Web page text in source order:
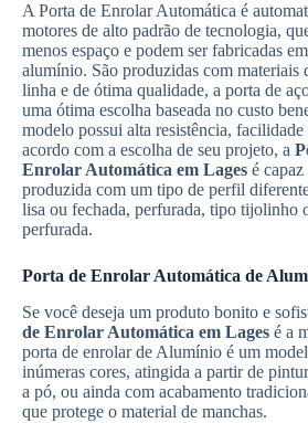
A Porta de Enrolar Automática é
motores de alto padrão de tecnologia,
menos espaço e podem ser fabricadas
alumínio. São produzidas com materiais
linha e de ótima qualidade, a porta de
uma ótima escolha baseada no custo
modelo possui alta resistência,
acordo com a escolha de seu projeto, a
Enrolar Automática em Lages é capaz
produzida com um tipo de perfil
lisa ou fechada, perfurada, tipo tijolinho
perfurada.
Porta de Enrolar Automática de
Se você deseja um produto bonito e
de Enrolar Automática em Lages é a
porta de enrolar de Alumínio é um
inúmeras cores, atingida a partir de
a pó, ou ainda com acabamento
que protege o material de manchas.